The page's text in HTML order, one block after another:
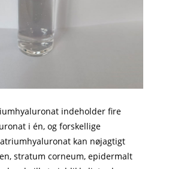
indeholder fire
i én, og forskellige
kan nøjagtigt
stratum corneum, epidermalt